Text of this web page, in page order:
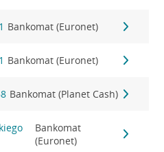
Bankomat (Euronet)
Bankomat (Euronet)
Bankomat (Planet Cash)
Bankomat
(Euronet)